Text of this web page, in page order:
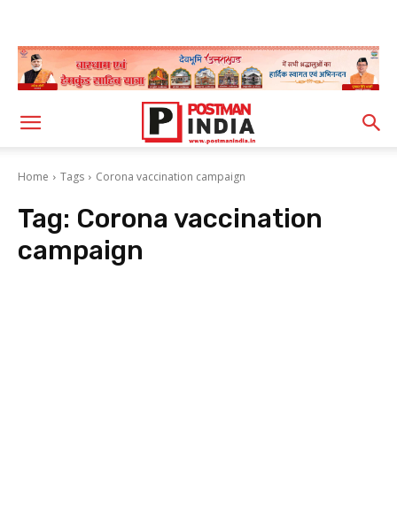
Home Tags Corona vaccination campaign
Tag: Corona vaccination
campaign